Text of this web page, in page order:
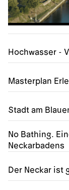
Hochwasser -
Masterplan
Stadt am
No Bathing.
Neckarbadens
Der Neckar ist